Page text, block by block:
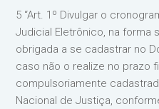
5 “Art. 1º Divulgar o
Judicial Eletrônico, na forma
obrigada a se cadastrar no
caso não o realize no prazo
compulsoriamente
Nacional de Justiça,